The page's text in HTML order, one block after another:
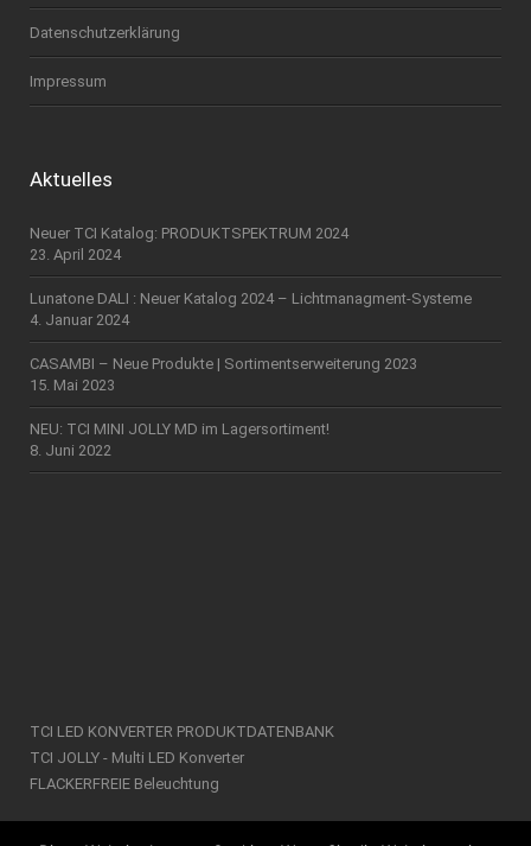
Datenschutzerklärung
Impressum
Aktuelles
Neuer TCI Katalog: PRODUKTSPEKTRUM 2024
23. April 2024
Lunatone DALI : Neuer Katalog 2024 – Lichtmanagment-Systeme
4. Januar 2024
CASAMBI – Neue Produkte | Sortimentserweiterung 2023
15. Mai 2023
NEU: TCI MINI JOLLY MD im Lagersortiment!
8. Juni 2022
TCI LED KONVERTER PRODUKTDATENBANK
TCI JOLLY - Multi LED Konverter
FLACKERFREIE Beleuchtung